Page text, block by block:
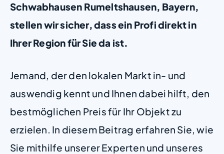
Schwabhausen Rumeltshausen, Bayern,
stellen wir sicher, dass ein Profi direkt in
Ihrer Region für Sie da ist.
Jemand, der den lokalen Markt in- und
auswendig kennt und Ihnen dabei hilft, den
bestmöglichen Preis für Ihr Objekt zu
erzielen. In diesem Beitrag erfahren Sie, wie
Sie mithilfe unserer Experten und unseres